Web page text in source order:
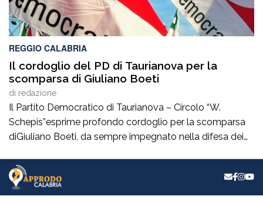
REGGIO CALABRIA
Il cordoglio del PD di Taurianova per la
scomparsa di Giuliano Boeti
di redazione
Il Partito Democratico di Taurianova – Circolo “W.
Schepis”esprime profondo cordoglio per la scomparsa
diGiuliano Boeti, da sempre impegnato nella difesa dei
ANPI di Taurianova e suo primo presidente,ha contribuito
con passione e coerenza alla vita civile e culturale della
nostra comunità, dedicando particolare attenzione alla